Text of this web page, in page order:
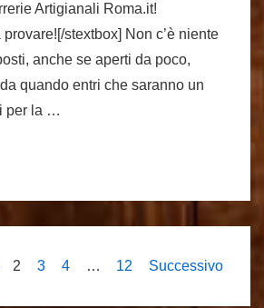
Artigianali Roma.it!
stextbox] Non c’è niente
anche se aperti da poco,
quando entri che saranno un
per la …
2 3 4 … 12 Successivo